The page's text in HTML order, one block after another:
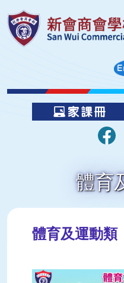
體育
體育及運動類